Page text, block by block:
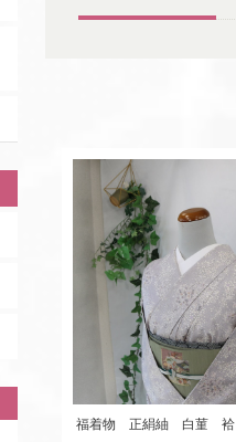
福着物 正絹紬 白菫 袷